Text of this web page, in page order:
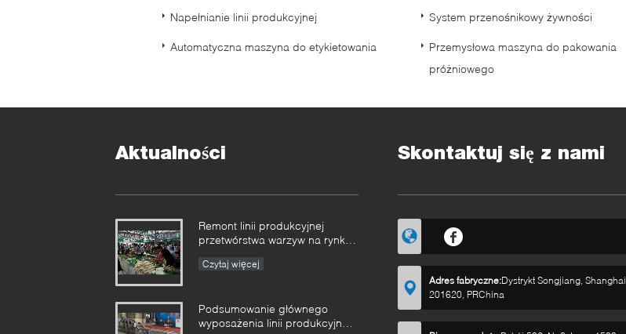
Napełnianie linii produkcyjnej System przenośnikowy żywności
Automatyczna maszyna do etykietowania
Przemysłowa maszyna do pakowania
próżniowego
Aktualności
Remont linii produkcyjnej
przetwórstwa warzyw na rynku
Czytaj więcej
Podsumowanie głównego
wyposażenia linii produkcyjnej
Skontaktuj się z nami
Adres fabryczne:Dystrykt Songjiang, Shanghai
201620, PRChina